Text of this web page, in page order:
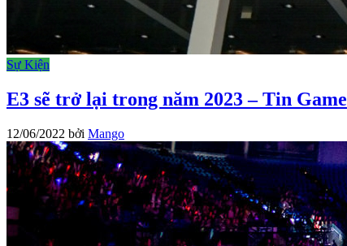
Sự Kiện
E3 sẽ trở lại trong năm 2023 – Tin Game
12/06/2022 bởi Mango